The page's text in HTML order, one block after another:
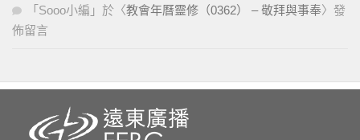
「 Sooo小編 」於〈教會年曆靈修（0362） – 敬拜與事奉〉發
佈留言